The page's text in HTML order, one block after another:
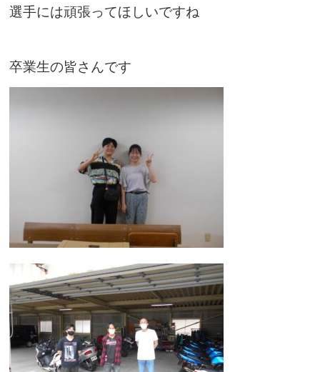
選手には頑張ってほしいですね
卒業生の皆さんです